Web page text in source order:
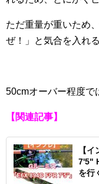
ただ重量が重いため
ぜ！」と気合を入れ
50cmオーバー程度で
【関連記事】
【
7'5"
を行